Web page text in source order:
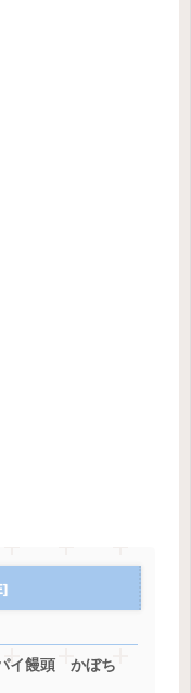
イ饅頭 かぼち